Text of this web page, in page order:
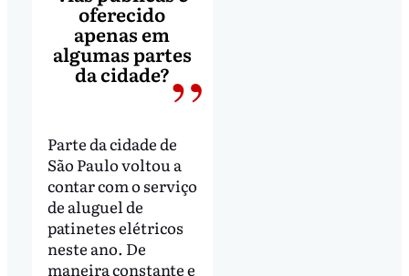
oferecido
apenas em
algumas partes
da cidade?
Parte da cidade de
São Paulo voltou a
contar com o serviço
de aluguel de
patinetes elétricos
neste ano. De
maneira constante e